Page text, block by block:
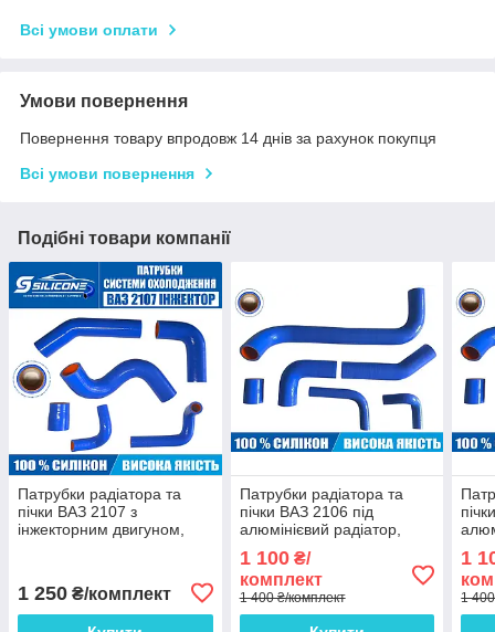
Всі умови оплати
Умови повернення
Повернення товару впродовж 14 днів за рахунок покупця
Всі умови повернення
Подібні товари компанії
Патрубки радіатора та
пічки ВАЗ 2107 з
інжекторним двигуном,
1 250 ₴/комплект
Патрубки радіатора та
пічки ВАЗ 2106 під
алюмінієвий радіатор,
шт.)
1 100₴/
комплект
1 400 ₴/комплект
шт.)
1
1